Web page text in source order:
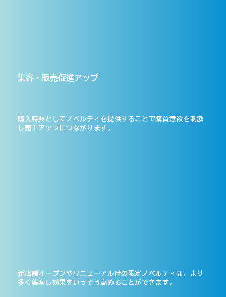
購入特典としてノベルティを提供することで購買意欲を刺激
し売上アップにつながります。
新店舗オープンやリニューアル時の限定ノベルティは、より
多く集客し効果をいっそう高めることができます。
集客・販売促進アップ